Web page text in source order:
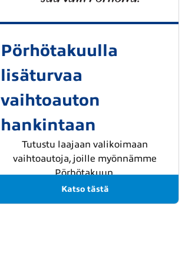
Pörhötakuulla
lisäturvaa
vaihtoauton
hankintaan
Tutustu laajaan valikoimaan
vaihtoautoja, joille myönnämme
Pörhötakuun.
Katso tästä